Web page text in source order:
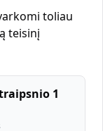
toliau
teisinį
1